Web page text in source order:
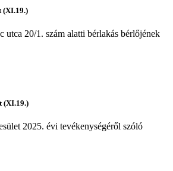
(XI.19.)
utca 20/1. szám alatti bérlakás bérlőjének
(XI.19.)
2025. évi tevékenységéről szóló